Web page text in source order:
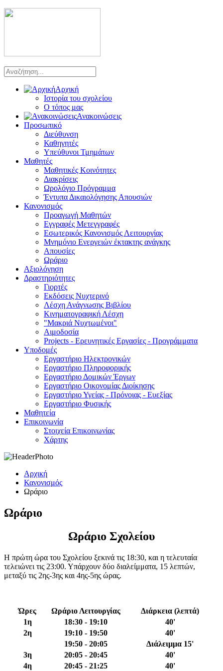
Αρχική
Ιστορία του σχολείου
Ο τόπος μας
Ανακοινώσεις
Προσωπικό
Διεύθυνση
Καθηγητές
Υπεύθυνοι Τμημάτων
Μαθητές
Μαθητικές Κοινότητες
Διακρίσεις
Ωρολόγιο Πρόγραμμα
Έντυπα Δικαιολόγησης Απουσιών
Κανονισμός
Προαγωγή Μαθητών
Εγγραφές Μετεγγραφές
Εσωτερικός Κανονισμός Λειτουργίας
Μνημόνιο Ενεργειών έκτακτης ανάγκης
Απουσίες
Ωράριο
Αξιολόγηση
Δραστηριότητες
Γιορτές
Εκδόσεις Νυχτερινό
Λέσχη Ανάγνωσης Βιβλίου
Κινηματογραφική Λέσχη
"Μακριά Νυχτωμένοι"
Αιμοδοσία
Projects - Eρευνητικές Eργασίες - Προγράμματα
Υποδομές
Εργαστήριο Ηλεκτρονικών
Εργαστήριο Πληροφορικής
Εργαστήριο Δομικών Έργων
Εργαστήριο Οικονομίας Διοίκησης
Εργαστήριο Υγείας - Πρόνοιας - Ευεξίας
Εργαστήριο Φυσικής
Μαθητεία
Επικοινωνία
Στοιχεία Επικοινωνίας
Χάρτης
Αρχική
Κανονισμός
Ωράριο
Ωράριο
Ωράριο Σχολείου
Η πρώτη ώρα του Σχολείου ξεκινά τις 18:30, και η τελευταία
τελειώνει τις 23:00. Υπάρχουν δύο διαλείμματα, 15 λεπτών,
μεταξύ τις 2ης-3ης και 4ης-5ης ώρας.
Ώρες Ωράριο Λειτουργίας
Διάρκεια (λεπτά)
1η
18:30 - 19:10
40'
2η
19:10 - 19:50
40'
19:50 - 20:05
Διάλειμμα 15'
3η
20:05 - 20:45
40'
4η
20:45 - 21:25 40'